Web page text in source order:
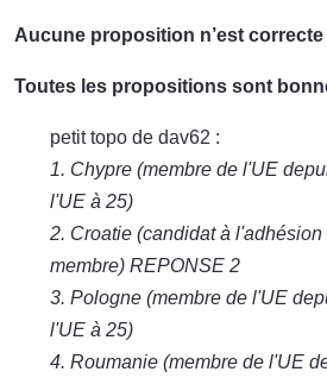
Aucune proposition n’est correcte
Toutes les propositions sont
petit topo de dav62 :
1. Chypre (membre de l'UE
l'UE à 25)
2. Croatie (candidat à
membre) REPONSE 2
3. Pologne (membre de l'UE
l'UE à 25)
4. Roumanie (membre de l'UE